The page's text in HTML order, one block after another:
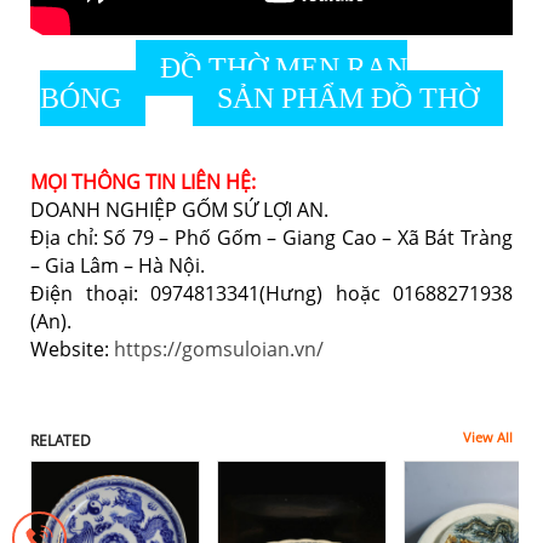
ĐỒ THỜ MEN RẠN
BÓNG
SẢN PHẨM ĐỒ THỜ
MỌI THÔNG TIN LIÊN HỆ:
DOANH NGHIỆP GỐM SỨ LỢI AN.
Địa chỉ: Số 79 – Phố Gốm – Giang Cao – Xã Bát Tràng
– Gia Lâm – Hà Nội.
Điện thoại: 0974813341(Hưng) hoặc 01688271938
(An).
Website: https://gomsuloian.vn/
RELATED View All